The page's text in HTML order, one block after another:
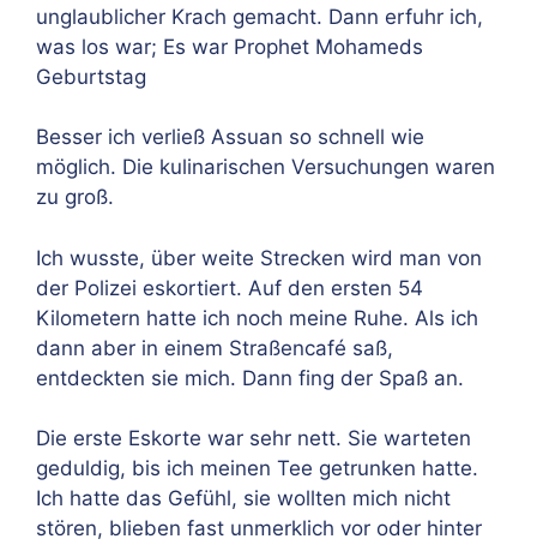
unglaublicher Krach gemacht. Dann erfuhr ich,
was los war; Es war Prophet Mohameds
Geburtstag
Besser ich verließ Assuan so schnell wie
möglich. Die kulinarischen Versuchungen waren
zu groß.
Ich wusste, über weite Strecken wird man von
der Polizei eskortiert. Auf den ersten 54
Kilometern hatte ich noch meine Ruhe. Als ich
dann aber in einem Straßencafé saß,
entdeckten sie mich. Dann fing der Spaß an.
Die erste Eskorte war sehr nett. Sie warteten
geduldig, bis ich meinen Tee getrunken hatte.
Ich hatte das Gefühl, sie wollten mich nicht
stören, blieben fast unmerklich vor oder hinter